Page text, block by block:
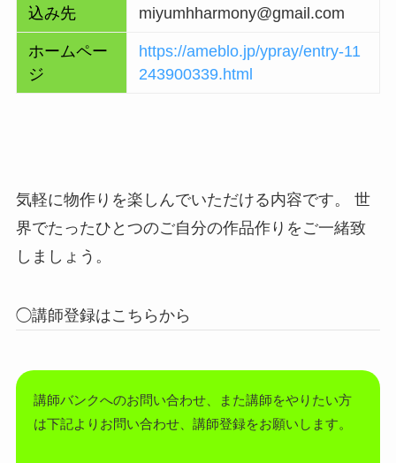
込み先
miyumhharmony@gmail.com
ホームペー
ジ
https://ameblo.jp/ypray/entry-11
243900339.html
気軽に物作りを楽しんでいただける内容です。 世
界でたったひとつのご自分の作品作りをご一緒致
しましょう。
◯講師登録はこちらから
講師バンクへのお問い合わせ、また講師をやりたい方
は下記よりお問い合わせ、講師登録をお願いします。